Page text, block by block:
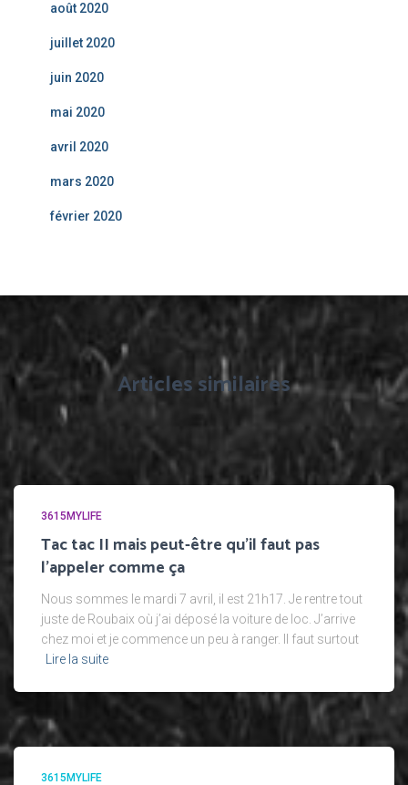
août 2020
juillet 2020
juin 2020
mai 2020
avril 2020
mars 2020
février 2020
Articles similaires
3615MYLIFE
Tac tac II mais peut-être qu’il faut pas
l’appeler comme ça
Nous sommes le mardi 7 avril, il est 21h17. Je rentre tout
juste de Roubaix où j’ai déposé la voiture de loc. J’arrive
chez moi et je commence un peu à ranger. Il faut surtout
Lire la suite
3615MYLIFE